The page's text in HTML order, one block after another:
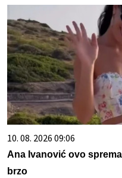
10. 08. 2026 09:06
Ana Ivanović ovo
brzo